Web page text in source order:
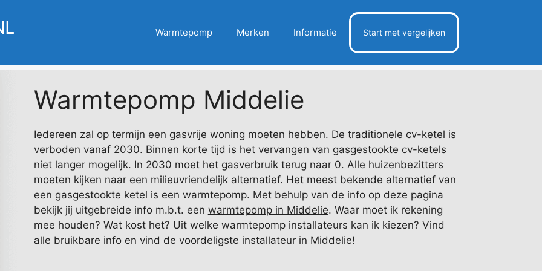
Warmtepomp Merken Informatie Start met vergelijken
Warmtepomp Middelie
Iedereen zal op termijn een gasvrije woning moeten hebben. De traditionele cv-ketel is
verboden vanaf 2030. Binnen korte tijd is het vervangen van gasgestookte cv-ketels
niet langer mogelijk. In 2030 moet het gasverbruik terug naar 0. Alle huizenbezitters
moeten kijken naar een milieuvriendelijk alternatief. Het meest bekende alternatief van
een gasgestookte ketel is een warmtepomp. Met behulp van de info op deze pagina
bekijk jij uitgebreide info m.b.t. een warmtepomp in Middelie. Waar moet ik rekening
mee houden? Wat kost het? Uit welke warmtepomp installateurs kan ik kiezen? Vind
alle bruikbare info en vind de voordeligste installateur in Middelie!